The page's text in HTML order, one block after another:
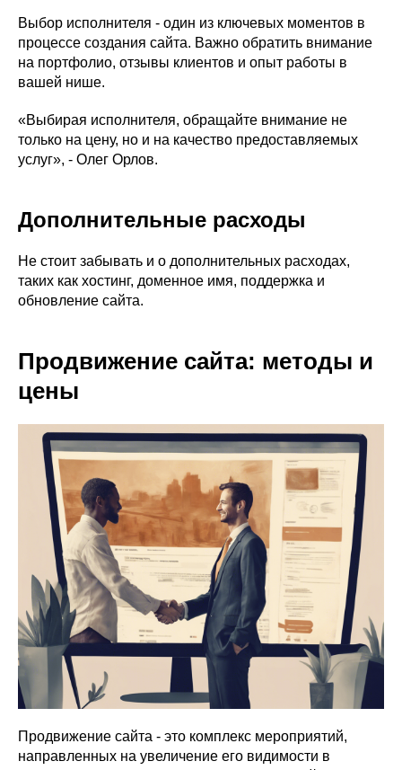
Выбор исполнителя - один из ключевых моментов в
процессе создания сайта. Важно обратить внимание
на портфолио, отзывы клиентов и опыт работы в
вашей нише.
«Выбирая исполнителя, обращайте внимание не
только на цену, но и на качество предоставляемых
услуг», - Олег Орлов.
Дополнительные расходы
Не стоит забывать и о дополнительных расходах,
таких как хостинг, доменное имя, поддержка и
обновление сайта.
Продвижение сайта: методы и
цены
Продвижение сайта - это комплекс мероприятий,
направленных на увеличение его видимости в